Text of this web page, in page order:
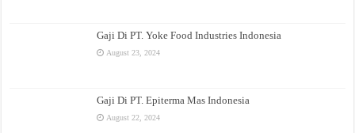
Gaji Di PT. Yoke Food Industries Indonesia
August 23, 2024
Gaji Di PT. Epiterma Mas Indonesia
August 22, 2024